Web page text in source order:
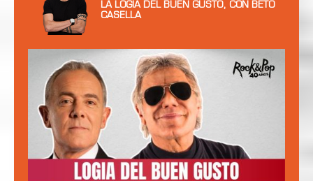
LA LOGIA DEL BUEN GUSTO, CON BETO
CASELLA